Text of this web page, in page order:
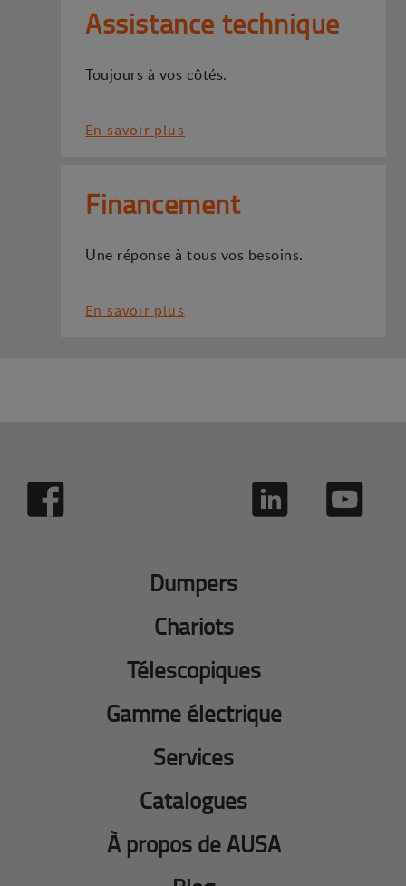
Assistance technique
Toujours à vos côtés.
En savoir plus
Financement
Une réponse à tous vos besoins.
En savoir plus
Dumpers
Chariots
Télescopiques
Gamme électrique
Services
Catalogues
À propos de AUSA